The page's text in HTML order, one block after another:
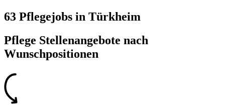
63 Pflegejobs in Türkheim
Pflege Stellenangebote nach
Wunschpositionen